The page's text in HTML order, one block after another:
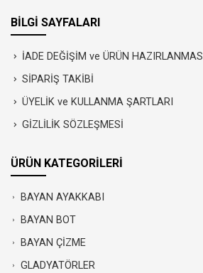
BİLGİ SAYFALARI
İADE DEĞİŞİM ve ÜRÜN HAZIRLANMASI
SİPARİŞ TAKİBİ
ÜYELİK ve KULLANMA ŞARTLARI
GİZLİLİK SÖZLEŞMESİ
ÜRÜN KATEGORİLERİ
BAYAN AYAKKABI
BAYAN BOT
BAYAN ÇİZME
GLADYATÖRLER